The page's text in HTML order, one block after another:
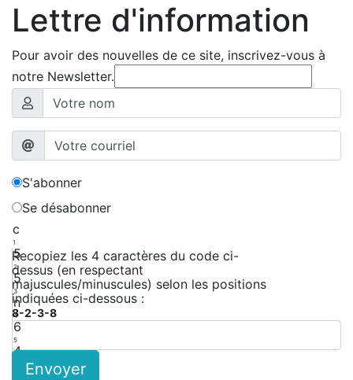
Lettre d'information
Pour avoir des nouvelles de ce site, inscrivez-vous à
notre Newsletter.
S'abonner
Se désabonner
c
1
5
2
5
3
n
4
6
5
4
Recopiez les 4 caractères du code ci-
dessus (en respectant
majuscules/minuscules) selon les positions
indiquées ci-dessous :
8-2-3-8
Envoyer